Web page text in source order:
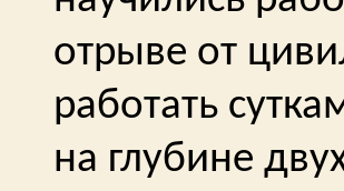
отрыве от
работать
на глубине